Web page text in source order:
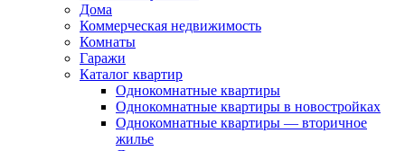
Дома
Коммерческая недвижимость
Комнаты
Гаражи
Каталог квартир
Однокомнатные квартиры
Однокомнатные квартиры в новостройках
Однокомнатные квартиры — вторичное
жилье